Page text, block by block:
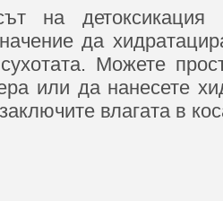
на
да
Можете
или да нанесете
влагата в